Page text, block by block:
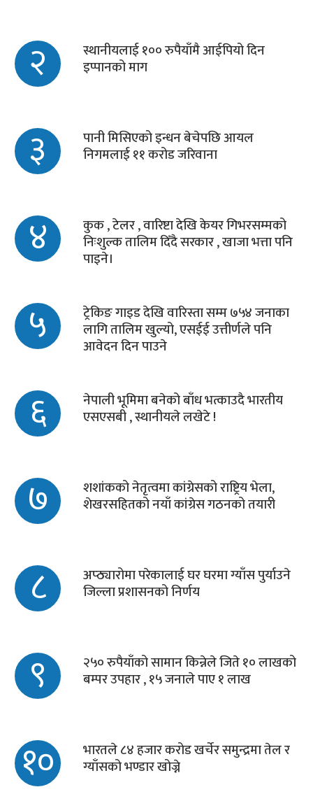
२
स्थानीयलाई १०० रुपैयाँमै आईपियो दिन
इप्पानको माग
३ पानी मिसिएको इन्धन बेचेपछि आयल
निगमलाई ११ करोड जरिवाना
४ कुक , टेलर , वारिष्टा देखि केयर गिभरसम्मको
निःशुल्क तालिम दिँदै सरकार , खाजा भत्ता पनि
पाइने।
५ ट्रेकिङ गाइड देखि वारिस्ता सम्म ७५४ जनाका
लागि तालिम खुल्यो, एसईई उत्तीर्णले पनि
आवेदन दिन पाउने
६ नेपाली भूमिमा बनेको बाँध भत्काउदै भारतीय
एसएसबी , स्थानीयले लखेटे !
७ शशांकको नेतृत्वमा कांग्रेसको राष्ट्रिय भेला,
शेखरसहितको नयाँ कांग्रेस गठनको तयारी
८ अप्ठ्यारोमा परेकालाई घर घरमा ग्याँस पुर्याउने
जिल्ला प्रशासनको निर्णय
९ २५० रुपैयाँको सामान किन्नेले जिते १० लाखको
बम्पर उपहार , १५ जनाले पाए १ लाख
१० भारतले ८४ हजार करोड खर्चेर समुन्द्रमा तेल र
ग्याँसको भण्डार खोज्ने